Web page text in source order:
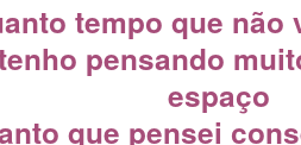
tempo que não
pensando
espaço
que pensei